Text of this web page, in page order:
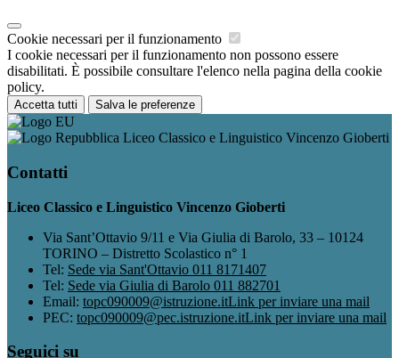
Cookie necessari per il funzionamento
I cookie necessari per il funzionamento non possono essere
disabilitati. È possibile consultare l'elenco nella pagina della cookie
policy.
Accetta tutti Salva le preferenze
Liceo Classico e Linguistico Vincenzo Gioberti
Contatti
Liceo Classico e Linguistico Vincenzo Gioberti
Via Sant’Ottavio 9/11 e Via Giulia di Barolo, 33 – 10124
TORINO – Distretto Scolastico n° 1
Tel: Sede via Sant'Ottavio 011 8171407
Tel: Sede via Giulia di Barolo 011 882701
Email: topc090009@istruzione.itLink per inviare una mail
PEC: topc090009@pec.istruzione.itLink per inviare una mail
Seguici su